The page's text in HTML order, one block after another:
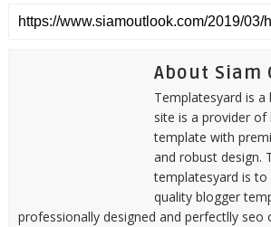
About Siam
Templatesyard is a
site is a provider
template with
and robust design.
templatesyard is
quality blogger
professionally designed and perfectlly seo